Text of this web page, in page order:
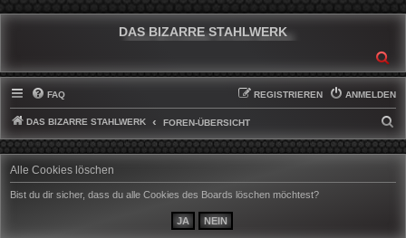
DAS BIZARRE STAHLWERK
FAQ ANMELDEN
REGISTRIEREN
DAS BIZARRE STAHLWERK FOREN-ÜBERSICHT
U
Alle Cookies löschen
Bist du dir sicher, dass du alle Cookies des Boards löschen möchtest?